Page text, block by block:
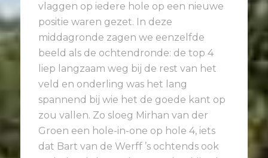
vlaggen op iedere hole op een nieuwe
positie waren gezet. In deze
middagronde zagen we eenzelfde
beeld als de ochtendronde: de top 4
liep langzaam weg bij de rest van het
veld en onderling was het lang
spannend bij wie het de goede kant op
zou vallen. Zo sloeg Mirhan van der
Groen een hole-in-one op hole 4, iets
dat Bart van de Werff ’s ochtends ook